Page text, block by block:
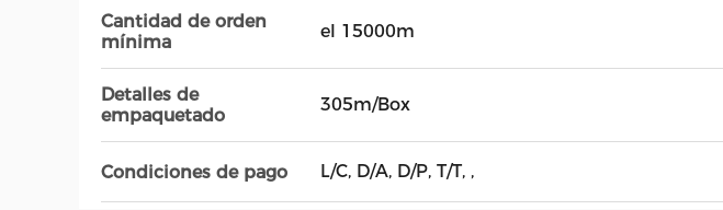
Cantidad de orden
mínima
el 15000m
Detalles de
empaquetado
305m/Box
Condiciones de pago L/C, D/A, D/P, T/T, ,